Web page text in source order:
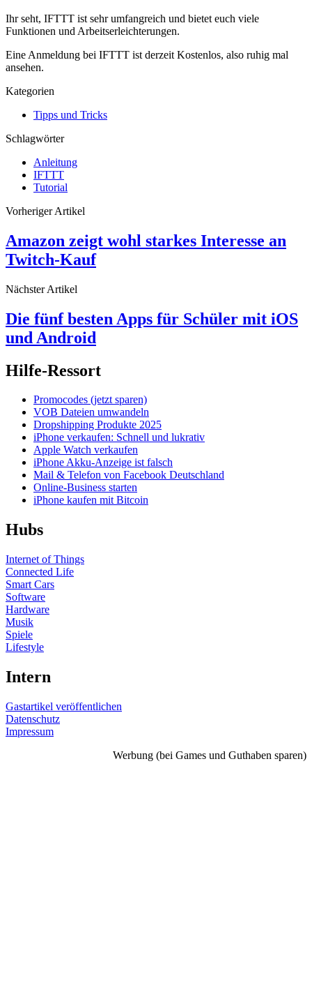
Ihr seht, IFTTT ist sehr umfangreich und bietet euch viele
Funktionen und Arbeitserleichterungen.
Eine Anmeldung bei IFTTT ist derzeit Kostenlos, also ruhig mal
ansehen.
Kategorien
Tipps und Tricks
Schlagwörter
Anleitung
IFTTT
Tutorial
Vorheriger Artikel
Amazon zeigt wohl starkes Interesse an
Twitch-Kauf
Nächster Artikel
Die fünf besten Apps für Schüler mit iOS
und Android
Hilfe-Ressort
Promocodes (jetzt sparen)
VOB Dateien umwandeln
Dropshipping Produkte 2025
iPhone verkaufen: Schnell und lukrativ
Apple Watch verkaufen
iPhone Akku-Anzeige ist falsch
Mail & Telefon von Facebook Deutschland
Online-Business starten
iPhone kaufen mit Bitcoin
Hubs
Internet of Things
Connected Life
Smart Cars
Software
Hardware
Musik
Spiele
Lifestyle
Intern
Gastartikel veröffentlichen
Datenschutz
Impressum
Werbung (bei Games und Guthaben sparen)